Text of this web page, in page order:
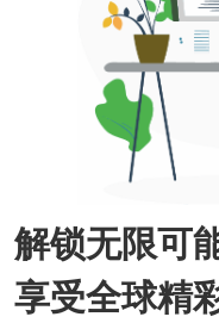
解锁无限可
享受全球精